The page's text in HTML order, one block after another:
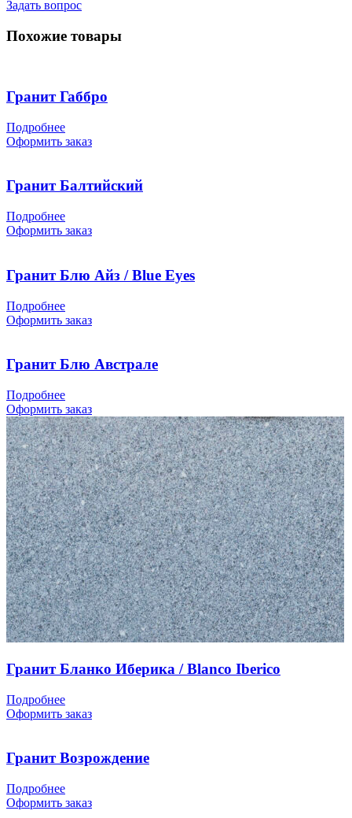
Задать вопрос
Похожие товары
Гранит Габбро
Подробнее
Оформить заказ
Гранит Балтийский
Подробнее
Оформить заказ
Гранит Блю Айз / Blue Eyes
Подробнее
Оформить заказ
Гранит Блю Австрале
Подробнее
Оформить заказ
Гранит Бланко Иберика / Blanco Iberico
Подробнее
Оформить заказ
Гранит Возрождение
Подробнее
Оформить заказ